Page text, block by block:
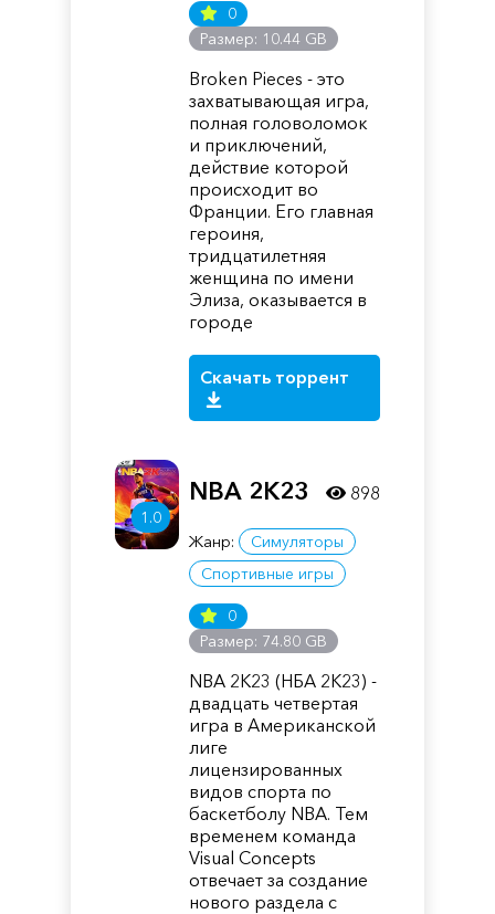
0
Размер: 10.44 GB
Broken Pieces - это
захватывающая игра,
полная головоломок
и приключений,
действие которой
происходит во
Франции. Его главная
героиня,
тридцатилетняя
женщина по имени
Элиза, оказывается в
городе
Скачать торрент
1.0
NBA 2K23
Жанр:
Симуляторы
Спортивные игры
0
Размер: 74.80 GB
NBA 2K23 (НБА 2К23) -
двадцать четвертая
игра в Американской
лиге
лицензированных
видов спорта по
баскетболу NBA. Тем
временем команда
Visual Concepts
отвечает за создание
нового раздела с
898